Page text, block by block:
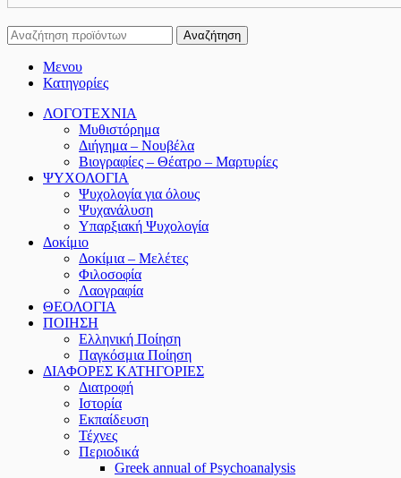
Αναζήτηση
Μενου
Κατηγορίες
ΛΟΓΟΤΕΧΝΙΑ
Μυθιστόρημα
Διήγημα – Νουβέλα
Βιογραφίες – Θέατρο – Μαρτυρίες
ΨΥΧΟΛΟΓΙΑ
Ψυχολογία για όλους
Ψυχανάλυση
Υπαρξιακή Ψυχολογία
Δοκίμιο
Δοκίμια – Μελέτες
Φιλοσοφία
Λαογραφία
ΘΕΟΛΟΓΙΑ
ΠΟΙΗΣΗ
Ελληνική Ποίηση
Παγκόσμια Ποίηση
ΔΙΑΦΟΡΕΣ ΚΑΤΗΓΟΡΙΕΣ
Διατροφή
Ιστορία
Εκπαίδευση
Τέχνες
Περιοδικά
Greek annual of Psychoanalysis